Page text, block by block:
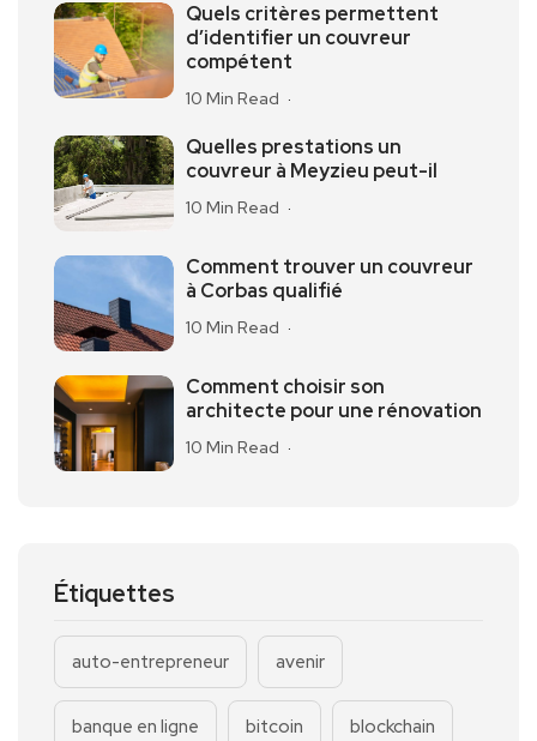
Quels critères permettent
d’identifier un couvreur
compétent
10 Min Read
Quelles prestations un
couvreur à Meyzieu peut-il
10 Min Read
Comment trouver un couvreur
à Corbas qualifié
10 Min Read
Comment choisir son
architecte pour une rénovation
10 Min Read
Étiquettes
auto-entrepreneur avenir
banque en ligne bitcoin blockchain